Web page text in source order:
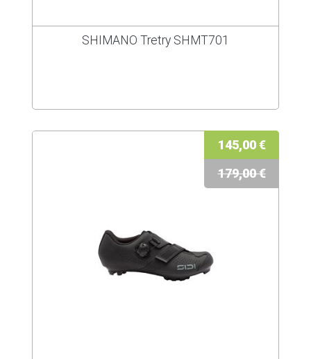
SHIMANO Tretry SHMT701
145,00 €
179,00 €